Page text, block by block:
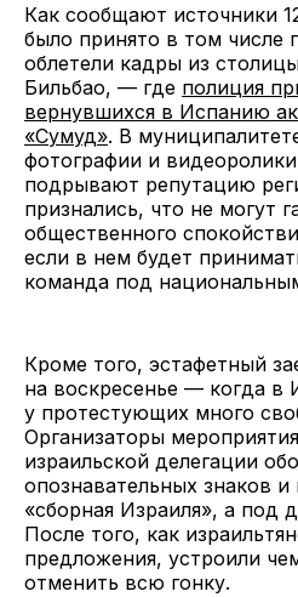
Как сообщают источники
было принято в том числе
облетели кадры из
Бильбао, — где полиция
вернувшихся в Испанию
«Сумуд». В
фотографии и
подрывают репутацию
признались, что не могут
общественного
если в нем будет
команда под
Кроме того, эстафетный
на воскресенье — когда
у протестующих много
Организаторы
израильской делегации
опознавательных знаков и
«сборная Израиля», а под
После того, как
предложения, устроили
отменить всю гонку.